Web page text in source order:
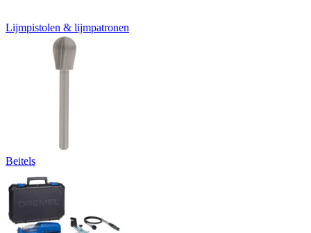
Lijmpistolen & lijmpatronen
Beitels